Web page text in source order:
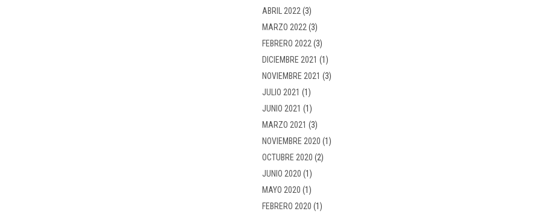
ABRIL 2022 (3)
MARZO 2022 (3)
FEBRERO 2022 (3)
DICIEMBRE 2021 (1)
NOVIEMBRE 2021 (3)
JULIO 2021 (1)
JUNIO 2021 (1)
MARZO 2021 (3)
NOVIEMBRE 2020 (1)
OCTUBRE 2020 (2)
JUNIO 2020 (1)
MAYO 2020 (1)
FEBRERO 2020 (1)